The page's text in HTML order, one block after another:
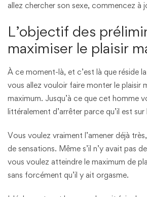
allez chercher son sexe, commencez à
L’objectif des
maximiser le plaisir
À ce moment-là, et c’est là que réside
vous allez vouloir faire monter le plaisir
maximum. Jusqu’à ce que cet homme
littéralement d’arrêter parce qu’il est
Vous voulez vraiment l’amener déjà
de sensations. Même s’il n’y avait pas
vous voulez atteindre le maximum de
sans forcément qu’il y ait orgasme.